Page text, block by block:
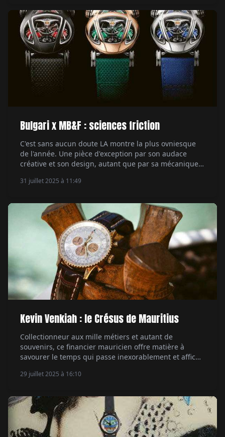
de la Batte.
Bulgari x MB&F : sciences friction
C'est sans aucun doute LA montre la plus ovniesque
de l'année. Une pièce d'exception par son audace
créative et son design, autant que par sa mécanique.
MB&F Serpenti, qui viennent d'une autre galaxie. Par
31 juillet 2025 à 11:49
Kevin Venkiah : le Crésus de Mauritius
Collectionneur aux mille métiers et autant de
souvenirs, ce financier mauricien offre matière à
savourer le temps qui passe inexorablement et affiche
Emmanuel Galiero.
29 juillet 2025 à 16:10